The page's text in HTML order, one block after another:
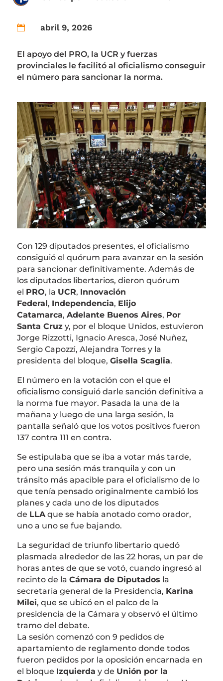
 abril 9, 2026
El apoyo del PRO, la UCR y fuerzas
provinciales le facilitó al oficialismo conseguir
el número para sancionar la norma.
Con 129 diputados presentes, el oficialismo
consiguió el quórum para avanzar en la sesión
para sancionar definitivamente. Además de
los diputados libertarios, dieron quórum
el PRO, la UCR, Innovación
Federal, Independencia, Elijo
Catamarca, Adelante Buenos Aires, Por
Santa Cruz y, por el bloque Unidos, estuvieron
Jorge Rizzotti, Ignacio Aresca, José Nuñez,
Sergio Capozzi, Alejandra Torres y la
presidenta del bloque, Gisella Scaglia.
El número en la votación con el que el
oficialismo consiguió darle sanción definitiva a
la norma fue mayor. Pasada la una de la
mañana y luego de una larga sesión, la
pantalla señaló que los votos positivos fueron
137 contra 111 en contra.
Se estipulaba que se iba a votar más tarde,
pero una sesión más tranquila y con un
tránsito más apacible para el oficialismo de lo
que tenía pensado originalmente cambió los
planes y cada uno de los diputados
de LLAque se había anotado como orador,
uno a uno se fue bajando.
La seguridad de triunfo libertario quedó
plasmada alrededor de las 22 horas, un par de
horas antes de que se votó, cuando ingresó al
recinto de la Cámara de Diputados la
secretaria general de la Presidencia, Karina
Milei, que se ubicó en el palco de la
presidencia de la Cámara y observó el último
tramo del debate.
La sesión comenzó con 9 pedidos de
apartamiento de reglamento donde todos
fueron pedidos por la oposición encarnada en
el bloque Izquierda y de Unión por la